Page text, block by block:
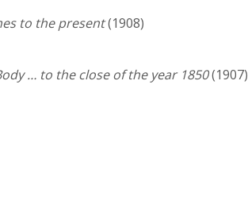
to the present(1908)
… to the close of the year 1850(1907)